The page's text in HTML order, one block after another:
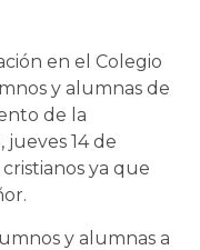
en el Colegio
y alumnas de
de la
jueves 14 de
ya que
y alumnas a